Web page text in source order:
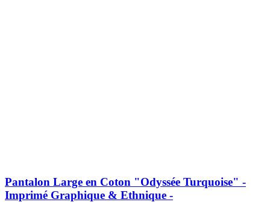
Pantalon Large en Coton "Odyssée Turquoise" -
Imprimé Graphique & Ethnique -